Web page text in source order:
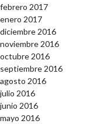
febrero 2017
enero 2017
diciembre 2016
noviembre 2016
octubre 2016
septiembre 2016
agosto 2016
julio 2016
junio 2016
mayo 2016